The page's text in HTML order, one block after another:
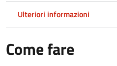
Ulteriori informazioni
Come fare